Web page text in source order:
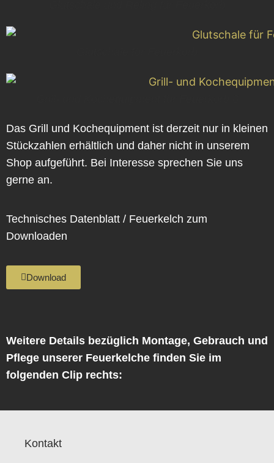
Das Grill und Kochequipment ist derzeit nur in kleinen
Stückzahlen erhältlich und daher nicht in unserem
Shop aufgeführt. Bei Interesse sprechen Sie uns
gerne an.
Technisches Datenblatt / Feuerkelch zum
Downloaden
Download
Weitere Details bezüglich Montage, Gebrauch und
Pflege unserer Feuerkelche finden Sie im
folgenden Clip rechts:
Kontakt